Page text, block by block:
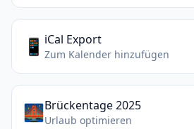
📱 iCal Export
Zum Kalender hinzufügen
🌉Brückentage 2025
Urlaub optimieren